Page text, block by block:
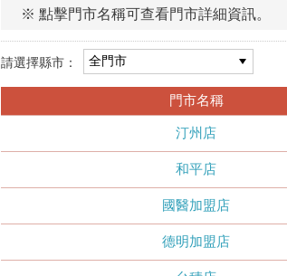
※ 點擊門市名稱可查看門市詳細資訊。
請選擇縣市：
門市名稱
汀州店
和平店
國醫加盟店
德明加盟店